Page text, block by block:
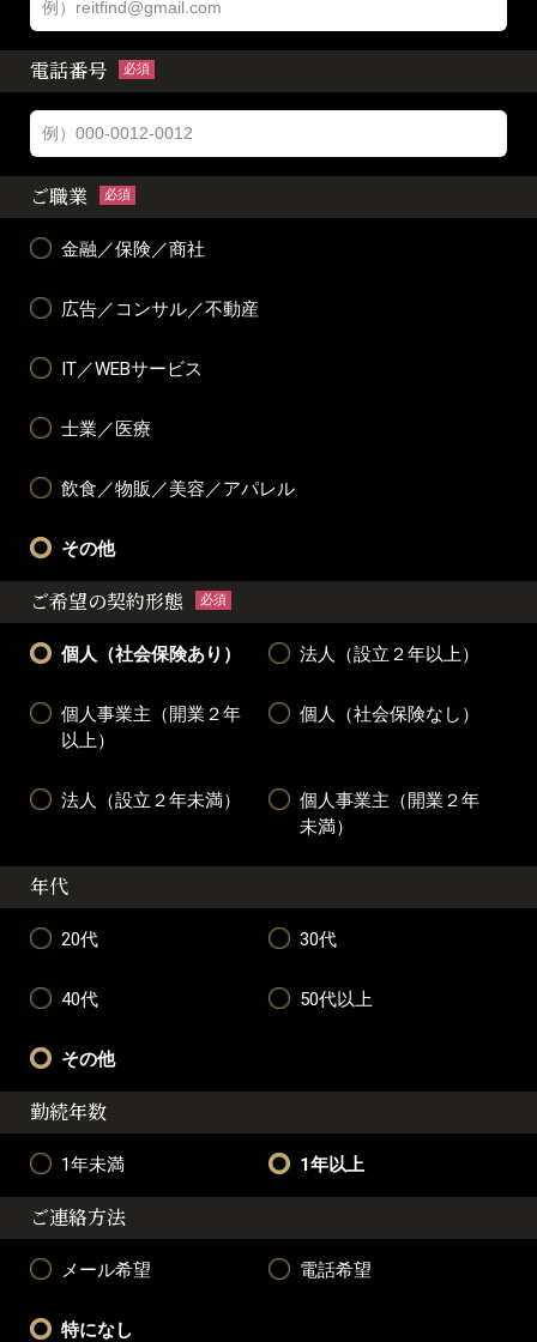
電話番号 必須
ご職業 必須
金融／保険／商社
広告／コンサル／不動産
IT／WEBサービス
士業／医療
飲食／物販／美容／アパレル
その他
ご希望の契約形態 必須
個人（社会保険あり） 法人（設立２年以上）
個人事業主（開業２年
以上）
個人（社会保険なし）
法人（設立２年未満）
個人事業主（開業２年
未満）
年代
20代 30代
40代 50代以上
その他
勤続年数
1年未満 1年以上
ご連絡方法
メール希望 電話希望
特になし